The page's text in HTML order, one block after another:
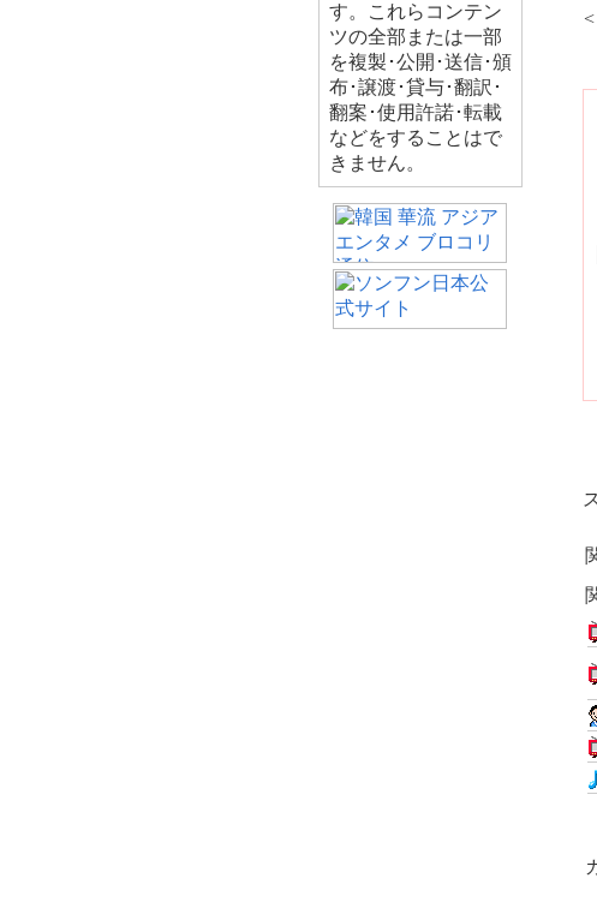
す。これらコンテン
ツの全部または一部
を複製･公開･送信･頒
布･譲渡･貸与･翻訳･
翻案･使用許諾･転載
などをすることはで
きません。